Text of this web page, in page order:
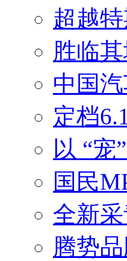
超越
胜临
中国
定档
以 “宠
国民
全新
腾势